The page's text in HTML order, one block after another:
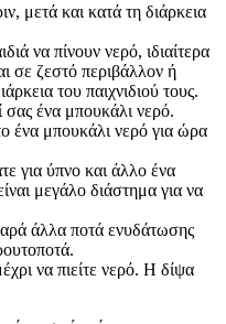
μετά και κατά τη διάρκεια
να πίνουν νερό, ιδιαίτερα
σε ζεστό περιβάλλον ή
του παιχνιδιού τους.
σας ένα μπουκάλι νερό.
ένα μπουκάλι νερό για ώρα
για ύπνο και άλλο ένα
μεγάλο διάστημα για να
άλλα ποτά ενυδάτωσης
να πιείτε νερό. Η δίψα